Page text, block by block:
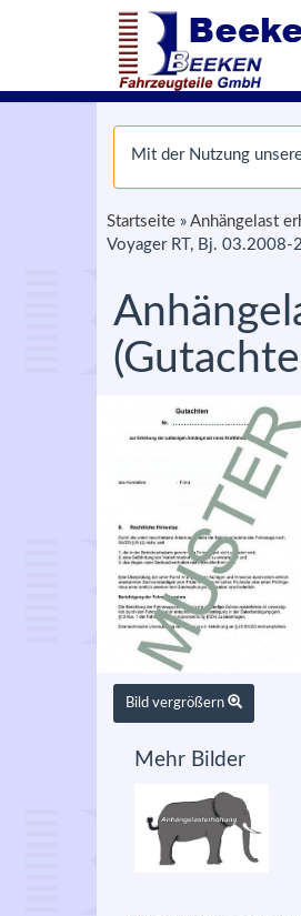
Mit der Nutzung
Startseite » Anhängelast
Voyager RT, Bj. 03.2008-
Bild vergrößern
Mehr Bilder